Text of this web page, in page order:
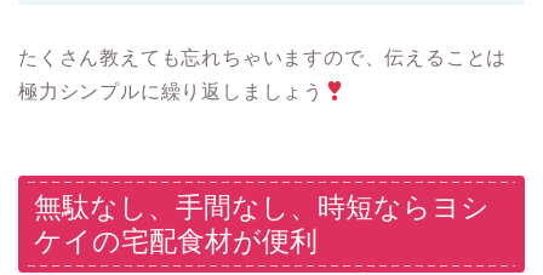
たくさん教えても忘れちゃいますので、伝えることは
極力シンプルに繰り返しましょう
無駄なし、手間なし、時短ならヨシ
ケイの宅配食材が便利